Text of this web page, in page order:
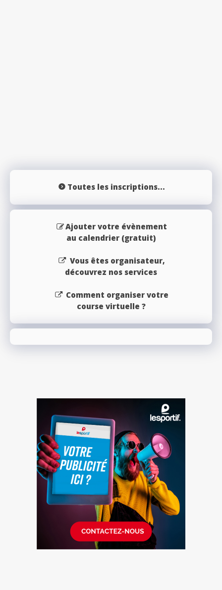
Toutes les inscriptions...
Ajouter votre évènement
au calendrier (gratuit)
Vous êtes organisateur,
découvrez nos services
Comment organiser votre
course virtuelle ?